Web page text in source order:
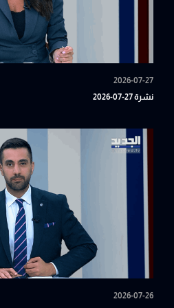
2026-07-27
نشرة 27-07-2026
2026-07-26